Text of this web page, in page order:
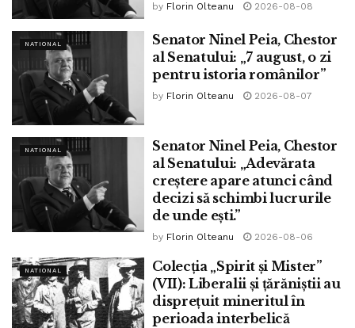
Tags: alegeri BEC bpnews
importanta votului neamul romanesc prezenta la vot
by Florin Olteanu 2026-08-08
NATIONAL
Senator Ninel Peia, Chestor
al Senatului: „7 august, o zi
pentru istoria românilor”
by Florin Olteanu 2026-08-07
NATIONAL
Senator Ninel Peia, Chestor
al Senatului: „Adevărata
creștere apare atunci când
decizi să schimbi lucrurile
de unde ești.”
by Florin Olteanu 2026-08-06
NATIONAL
Colecția „Spirit și Mister”
(VII): Liberalii și țărăniștii au
disprețuit mineritul în
perioada interbelică